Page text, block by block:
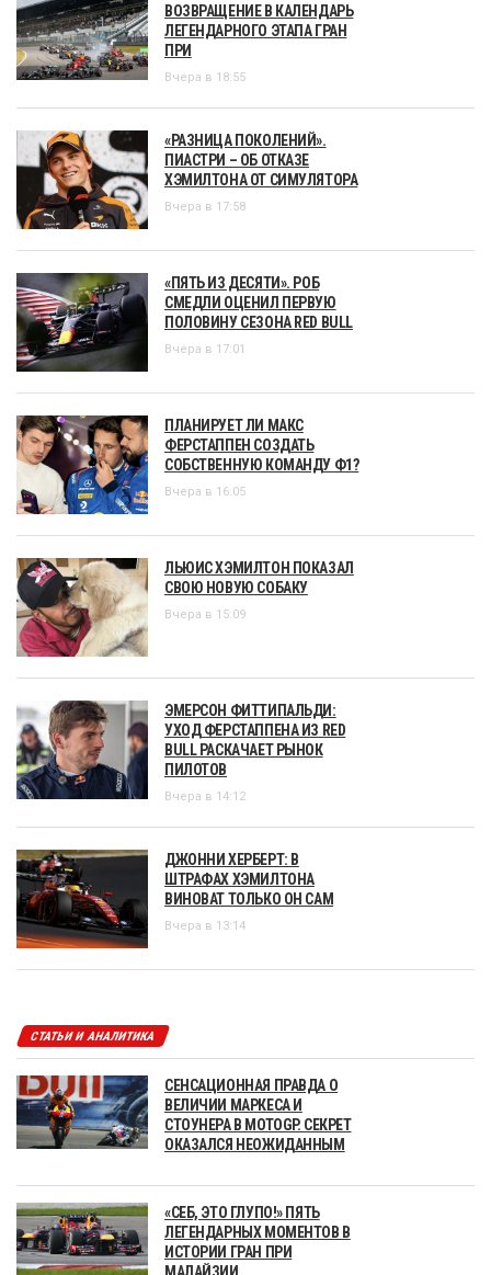
ВОЗВРАЩЕНИЕ В КАЛЕНДАРЬ
ЛЕГЕНДАРНОГО ЭТАПА ГРАН
ПРИ
Вчера в 18:55
«РАЗНИЦА ПОКОЛЕНИЙ».
ПИАСТРИ – ОБ ОТКАЗЕ
ХЭМИЛТОНА ОТ СИМУЛЯТОРА
Вчера в 17:58
«ПЯТЬ ИЗ ДЕСЯТИ». РОБ
СМЕДЛИ ОЦЕНИЛ ПЕРВУЮ
ПОЛОВИНУ СЕЗОНА RED BULL
Вчера в 17:01
ПЛАНИРУЕТ ЛИ МАКС
ФЕРСТАППЕН СОЗДАТЬ
СОБСТВЕННУЮ КОМАНДУ Ф1?
Вчера в 16:05
ЛЬЮИС ХЭМИЛТОН ПОКАЗАЛ
СВОЮ НОВУЮ СОБАКУ
Вчера в 15:09
ЭМЕРСОН ФИТТИПАЛЬДИ:
УХОД ФЕРСТАППЕНА ИЗ RED
BULL РАСКАЧАЕТ РЫНОК
ПИЛОТОВ
Вчера в 14:12
ДЖОННИ ХЕРБЕРТ: В
ШТРАФАХ ХЭМИЛТОНА
ВИНОВАТ ТОЛЬКО ОН САМ
Вчера в 13:14
СТАТЬИ И АНАЛИТИКА
СЕНСАЦИОННАЯ ПРАВДА О
ВЕЛИЧИИ МАРКЕСА И
СТОУНЕРА В MOTOGP. СЕКРЕТ
ОКАЗАЛСЯ НЕОЖИДАННЫМ
«СЕБ, ЭТО ГЛУПО!» ПЯТЬ
ЛЕГЕНДАРНЫХ МОМЕНТОВ В
ИСТОРИИ ГРАН ПРИ